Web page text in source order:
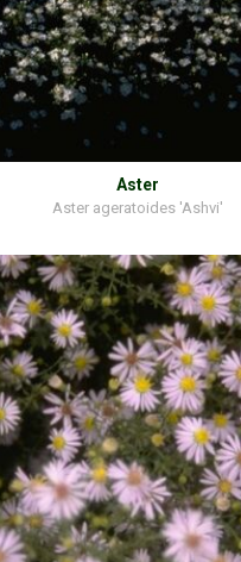
Aster
Aster ageratoides 'Ashvi'